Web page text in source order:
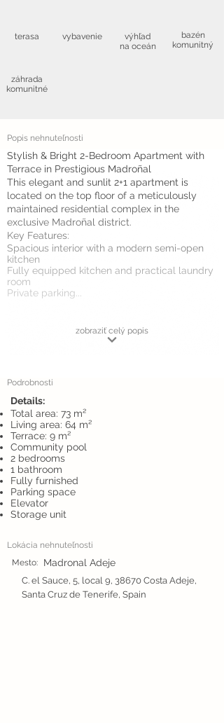
terasa
záhrada
komunitné
vybavenie
výhľad
na oceán
bazén
komunitný
Popis nehnuteľnosti
Stylish & Bright 2-Bedroom Apartment with
Terrace in Prestigious Madroñal
This elegant and sunlit 2+1 apartment is
located on the top floor of a meticulously
maintained residential complex in the
exclusive Madroñal district.
Key Features:
Spacious interior with a modern semi-open
kitchen
Fully equipped kitchen and practical laundry
room
Private parking...
zobraziť celý popis
Podrobnosti
Details:
Total area: 73 m²
Living area: 64 m²
Terrace: 9 m²
Community pool
2 bedrooms
1 bathroom
Fully furnished
Parking space
Elevator
Storage unit
Lokácia nehnuteľnosti
Mesto:
Madronal Adeje
C. el Sauce, 5, local 9, 38670 Costa Adeje,
Santa Cruz de Tenerife, Spain